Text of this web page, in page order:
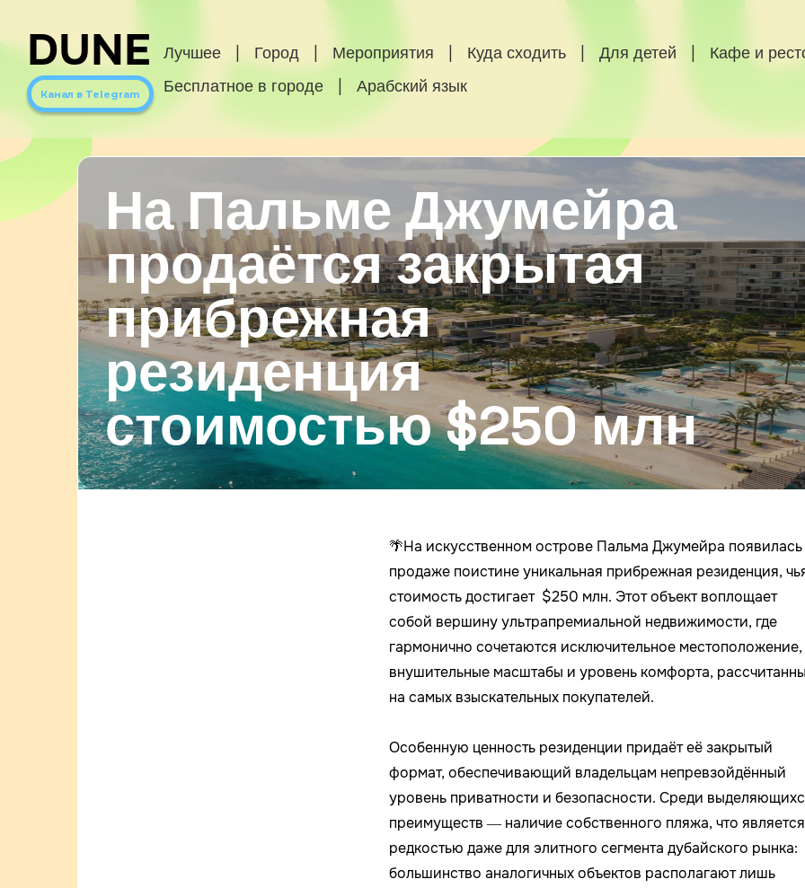
DUNE
Канал в Telegram
Лучшее Город Мероприятия Куда сходить Для детей
Кафе и
Бесплатное в городе
Арабский язык
На Пальме Джумейра
продаётся закрытая
прибрежная
резиденция
стоимостью $250 млн
🌴На искусственном острове Пальма Джумейра появилась
продаже поистине уникальная прибрежная резиденция,
стоимость достигает $250 млн. Этот объект воплощает
собой вершину ультрапремиальной недвижимости, где
гармонично сочетаются исключительное местоположение,
внушительные масштабы и уровень комфорта,
на самых взыскательных покупателей.
Особенную ценность резиденции придаёт её закрытый
формат, обеспечивающий владельцам непревзойдённый
уровень приватности и безопасности. Среди
преимуществ — наличие собственного пляжа, что является
редкостью даже для элитного сегмента дубайского рынка:
большинство аналогичных объектов располагают лишь